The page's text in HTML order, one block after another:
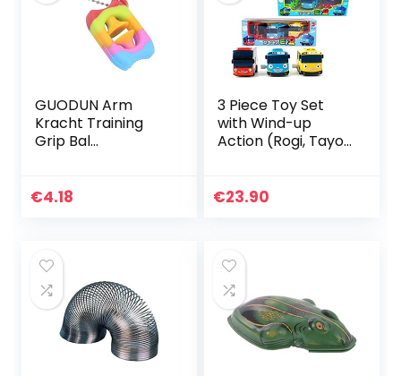
GUODUN Arm
Kracht Training
Grip Bal
Speelgoed Snap
€4.18
3 Piece Toy Set
with Wind-up
Action (Rogi, Tayo,
€23.90